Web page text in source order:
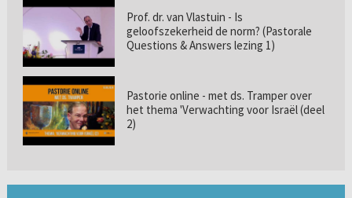
Prof. dr. van Vlastuin - Is
geloofszekerheid de norm? (Pastorale
Questions & Answers lezing 1)
Pastorie online - met ds. Tramper over
het thema 'Verwachting voor Israël (deel
2)